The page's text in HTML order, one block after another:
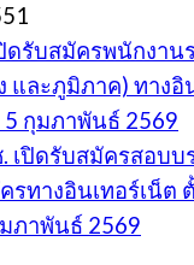
ดรับสมัครพนักงาน
และภูมิภาค) ทางอิ
5 กุมภาพันธ์ 2569
เปิดรับสมัครสอบบ
รทางอินเทอร์เน็ต
ภาพันธ์ 2569